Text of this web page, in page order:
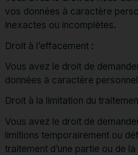
vos données à caractère
inexactes ou incomplètes.
Droit à l’effacement :
Vous avez le droit de
données à caractère
Droit à la limitation du
Vous avez le droit de
limitions temporairement ou
traitement d’une partie ou de